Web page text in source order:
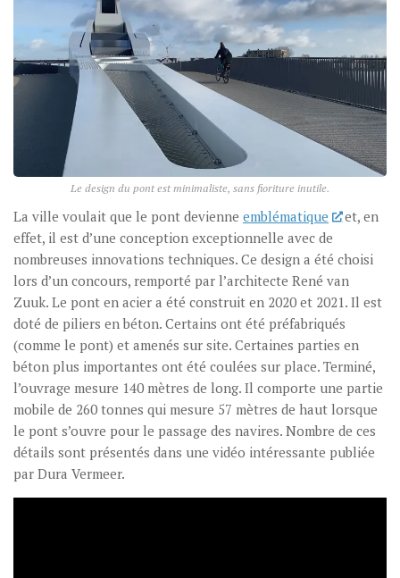
Le design du pont est minimaliste, sans fioriture inutile.
La ville voulait que le pont devienne emblématique
et, en
effet, il est d’une conception exceptionnelle avec de
nombreuses innovations techniques. Ce design a été choisi
lors d’un concours, remporté par l’architecte René van
Zuuk. Le pont en acier a été construit en 2020 et 2021. Il est
doté de piliers en béton. Certains ont été préfabriqués
(comme le pont) et amenés sur site. Certaines parties en
béton plus importantes ont été coulées sur place. Terminé,
l’ouvrage mesure 140 mètres de long. Il comporte une partie
mobile de 260 tonnes qui mesure 57 mètres de haut lorsque
le pont s’ouvre pour le passage des navires. Nombre de ces
détails sont présentés dans une vidéo intéressante publiée
par Dura Vermeer.